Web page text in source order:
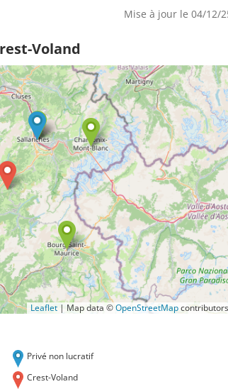
Mise à jour le 04/12/
Voland
Leaflet | Map data ©OpenStreetMapcontributors
Privé non lucratif
Crest-Voland